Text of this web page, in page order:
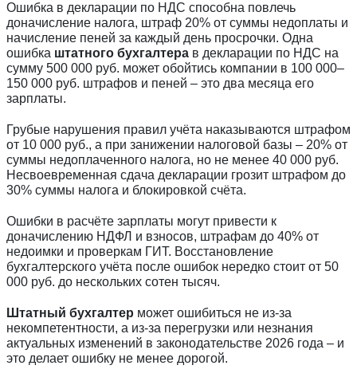
Ошибка в декларации по НДС способна повлечь
доначисление налога, штраф 20% от суммы недоплаты и
начисление пеней за каждый день просрочки. Одна
ошибка штатного бухгалтера в декларации по НДС на
сумму 500 000 руб. может обойтись компании в 100 000–
150 000 руб. штрафов и пеней – это два месяца его
зарплаты.
Грубые нарушения правил учёта наказываются штрафом
от 10 000 руб., а при занижении налоговой базы – 20% от
суммы недоплаченного налога, но не менее 40 000 руб.
Несвоевременная сдача декларации грозит штрафом до
30% суммы налога и блокировкой счёта.
Ошибки в расчёте зарплаты могут привести к
доначислению НДФЛ и взносов, штрафам до 40% от
недоимки и проверкам ГИТ. Восстановление
бухгалтерского учёта после ошибок нередко стоит от 50
000 руб. до нескольких сотен тысяч.
Штатный бухгалтер может ошибиться не из-за
некомпетентности, а из-за перегрузки или незнания
актуальных изменений в законодательстве 2026 года – и
это делает ошибку не менее дорогой.